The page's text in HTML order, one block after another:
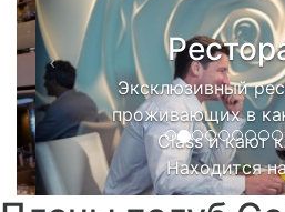
Эксклюзивный
проживающих в
Class и кают
Находится на